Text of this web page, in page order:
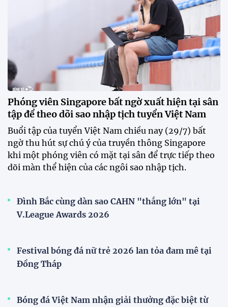
Phóng viên Singapore bất ngờ xuất hiện tại sân
tập để theo dõi sao nhập tịch tuyển Việt Nam
Buổi tập của tuyển Việt Nam chiều nay (29/7) bất
ngờ thu hút sự chú ý của truyền thông Singapore
khi một phóng viên có mặt tại sân để trực tiếp theo
dõi màn thể hiện của các ngôi sao nhập tịch.
Đình Bắc cùng dàn sao CAHN "thắng lớn" tại
V.League Awards 2026
Festival bóng đá nữ trẻ 2026 lan tỏa đam mê tại
Đồng Tháp
Bóng đá Việt Nam nhận giải thưởng đặc biệt từ